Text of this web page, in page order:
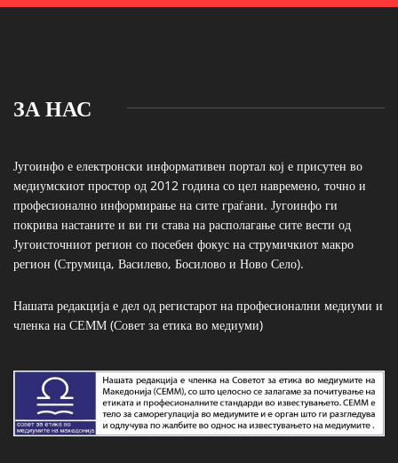
ЗА НАС
Југоинфо е електронски информативен портал кој е присутен во
медиумскиот простор од 2012 година со цел навремено, точно и
професионално информирање на сите граѓани. Југоинфо ги
покрива настаните и ви ги става на располагање сите вести од
Југоисточниот регион со посебен фокус на струмичкиот макро
регион (Струмица, Василево, Босилово и Ново Село).
Нашата редакција е дел од регистарот на професионални медиуми и
членка на СЕММ (Совет за етика во медиуми)